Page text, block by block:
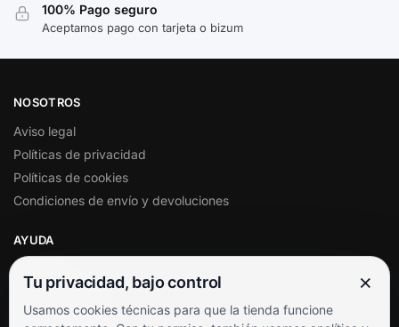
100% Pago seguro
Aceptamos pago con tarjeta o bizum
NOSOTROS
Aviso legal
Políticas de privacidad
Políticas de cookies
Condiciones de envío y devoluciones
AYUDA
Soporte al cliente
Contacto
Tu privacidad, bajo control ×
Usamos cookies técnicas para que la tienda funcione